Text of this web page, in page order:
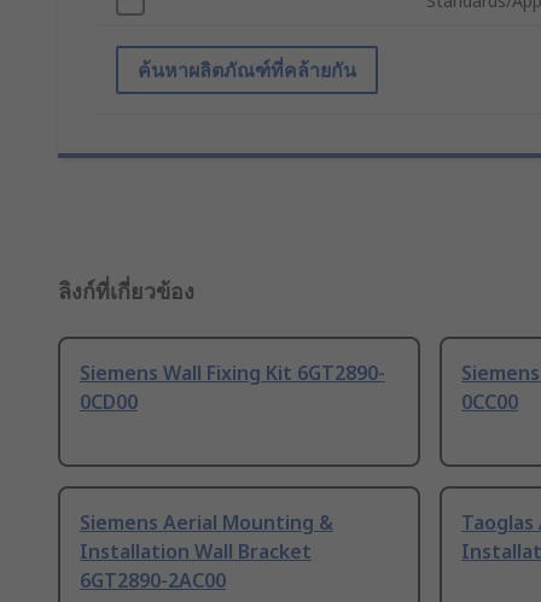
ค้นหาผลิตภัณฑ์ที่คล้ายกัน
ลิงก์ที่เกี่ยวข้อง
Siemens Wall Fixing Kit 6GT2890-
0CD00
0CC00
Siemens Aerial Mounting &
Installation Wall Bracket
6GT2890-2AC00